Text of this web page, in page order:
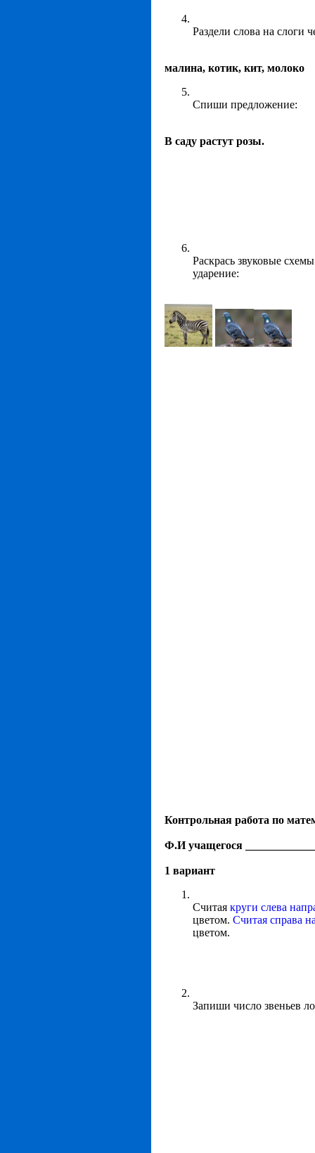
Раздели слова на слоги
малина, котик, кит, молоко
Спиши предложение:
В саду растут розы.
Раскрась звуковые
ударение:
Контрольная работа по
Ф.И учащегося
1 вариант
Считая круги слева
цветом. Считая справа
цветом.
Запиши число звеньев